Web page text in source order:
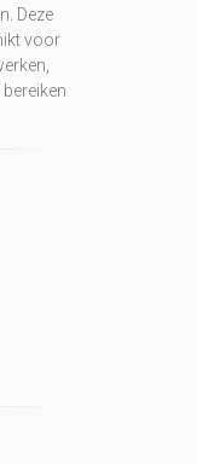
Deze
voor